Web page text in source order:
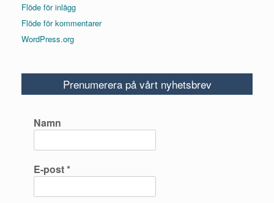
Flöde för inlägg
Flöde för kommentarer
WordPress.org
Prenumerera på vårt nyhetsbrev
Namn
E-post*